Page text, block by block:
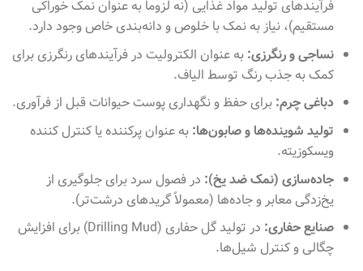
فرآیندهای تولید مواد غذایی (نه لزوماً به عنوان نمک خوراکی
مستقیم)، نیاز به نمک با خلوص و دانه‌بندی خاص وجود دارد.
نساجی و رنگرزی: به عنوان الکترولیت در فرآیندهای رنگرزی برای
کمک به جذب رنگ توسط الیاف.
دباغی چرم: برای حفظ و نگهداری پوست حیوانات قبل از فرآوری.
تولید شوینده‌ها و صابون‌ها: به عنوان پرکننده یا کنترل کننده
ویسکوزیته.
جاده‌سازی (نمک ضد یخ): در فصول سرد برای جلوگیری از
یخ‌زدگی معابر و جاده‌ها (معمولاً گریدهای درشت‌تر).
صنایع حفاری:
در تولید گل حفاری (Drilling Mud) برای افزایش
چگالی و کنترل شیل‌ها.